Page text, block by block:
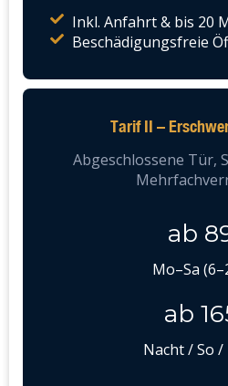
Inkl. Anfahrt & bis 20
Beschädigungsfreie
Tarif II –
Abgeschlossene Tür,
ab
Mo–Sa
ab
Nacht / So